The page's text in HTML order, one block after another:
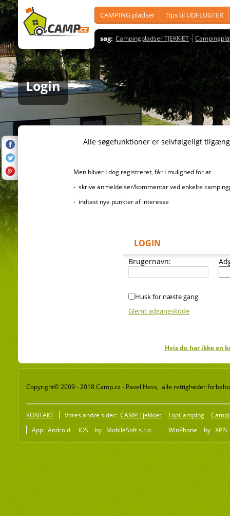
CAMPING pladser Tips til UDFLUGTER
søg: Campingpladser TJEKKIET
Login
Alle søgefunktioner er selvfølgeligt
Men bliver I dog registreret, får I mulighed for at
- skrive anmeldelser/kommentar ved enkelte
- indtast nye punkter af interesse
LOGIN
Brugernavn:
Husk for næste gang
Glemt adgangskode
Hvis du har ikke en
Copyright© 2009 - 2018 Camp.cz - Pavel Hess, alle rettigheder
KONTAKT Vores andre sider: CAMP Tjekkiet TopCamping
App: Android iOS by MobileSoft s.r.o WinPhone by XPIS